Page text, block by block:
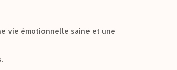
vie émotionnelle saine et une